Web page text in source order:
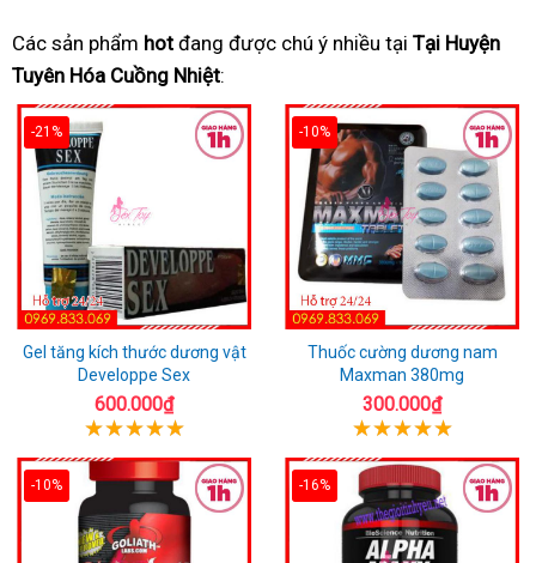
Các sản phẩm hot đang được chú ý nhiều tại Tại Huyện
Tuyên Hóa Cuồng Nhiệt:
-21%
Gel tăng kích thước dương vật
Developpe Sex
600.000₫
-10%
Thuốc cường dương nam
Maxman 380mg
300.000₫
-10% -16%